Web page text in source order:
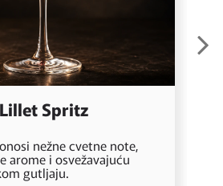
Lillet Spritz
nežne cvetne note,
arome i osvežavajuću
gutljaju.